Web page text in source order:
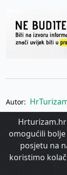
Autor:
omogućili
posjetu na
koristimo